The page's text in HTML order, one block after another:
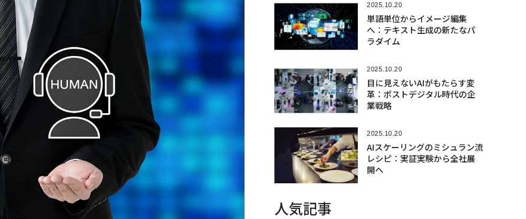
2025.10.20
単語単位からイメージ編集
へ：テキスト生成の新たなパ
ラダイム
2025.10.20
目に見えないAIがもたらす変
革：ポストデジタル時代の企
業戦略
2025.10.20
AIスケーリングのミシュラン流
レシピ：実証実験から全社展
開へ
人気記事